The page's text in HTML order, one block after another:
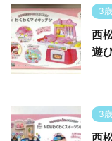
3
西
遊
3
西